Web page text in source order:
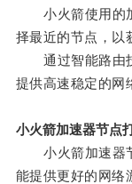
小火箭使用的加
择最近的节点，以
通过智能路由技
提供高速稳定的网
小火箭加速器节点
小火箭加速器节
能提供更好的网络